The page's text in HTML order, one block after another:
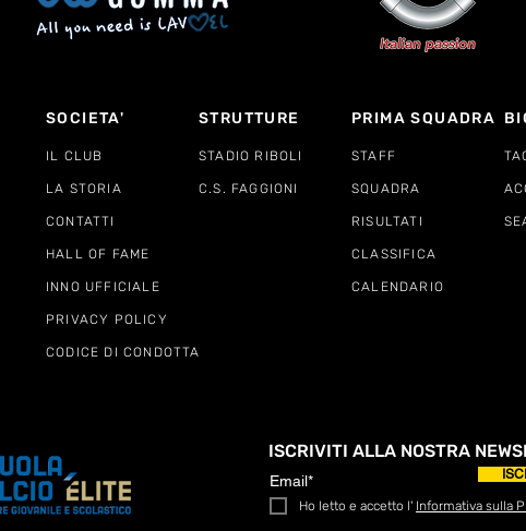
SOCIETA' STRUTTURE PRIMA SQUADRA
IL CLUB STADIO RIBOLI STAFF
LA STORIA C.S. FAGGIONI SQUADRA
CONTATTI
HALL OF FAME
INNO UFFICIALE
RISULTATI
CLASSIFICA
CALENDARIO
PRIVACY POLICY
CODICE DI CONDOTTA
ISCRIVITI ALLA NOSTRA
Ho letto e accetto l' Informativa sulla